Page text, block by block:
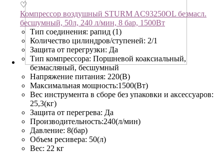
♡
Компрессор воздушный STURM AC93250OL безмасл.
бесшумный, 50л, 240 л/мин, 8 бар, 1500Вт
Тип соединения: рапид (1)
Количество цилиндров/ступеней: 2/1
Защита от перегрузки: Да
Тип компрессора: Поршневой коаксиальный,
безмасляный, бесшумный
Напряжение питания: 220(В)
Максимальная мощность:1500(Вт)
Вес инструмента в сборе без упаковки и аксессуаров:
25,3(кг)
Защита от перегрева: Да
Производительность:240(л/мин)
Давление: 8(бар)
Объем ресивера: 50(л)
Вес: 22 кг